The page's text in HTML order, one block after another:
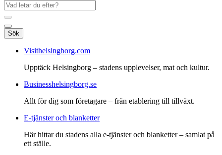
Sök
Visithelsingborg.com
Upptäck Helsingborg – stadens upplevelser, mat och kultur.
Businesshelsingborg.se
Allt för dig som företagare – från etablering till tillväxt.
E-tjänster och blanketter
Här hittar du stadens alla e-tjänster och blanketter – samlat på
ett ställe.